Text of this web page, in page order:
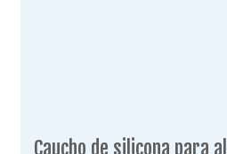
Caucho de silicona para